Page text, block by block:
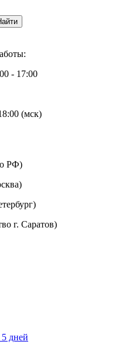
- 17:00
(мск)
РФ)
г. Саратов)
дней